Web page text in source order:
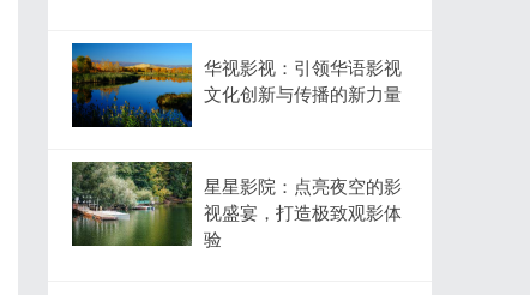
华视影视：引领华语影视
文化创新与传播的新力量
星星影院：点亮夜空的影
视盛宴，打造极致观影体
验